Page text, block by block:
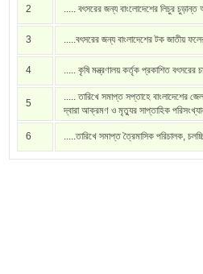
2 ..... বৎসরের জন্য বাংলোদেশের লিচুর চুড়ান্ত
3 .....বৎসরের জন্য বাংলাদেশের টক জাতীয়
4 ..... কৃষি মন্ত্রণালয় কর্তৃক প্রকাশিত বৎসরের
5
..... তারিখে সমাপ্ত সপ্তাহে বাংলাদেশের
দ্বারা আক্রমণ ও মৃত্যুর সাপ্তাহিক
6 .....তারিখে সমাপ্ত ত্রৈমাসিক পরিচালক,